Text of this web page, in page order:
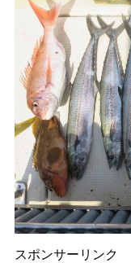
スポンサーリンク